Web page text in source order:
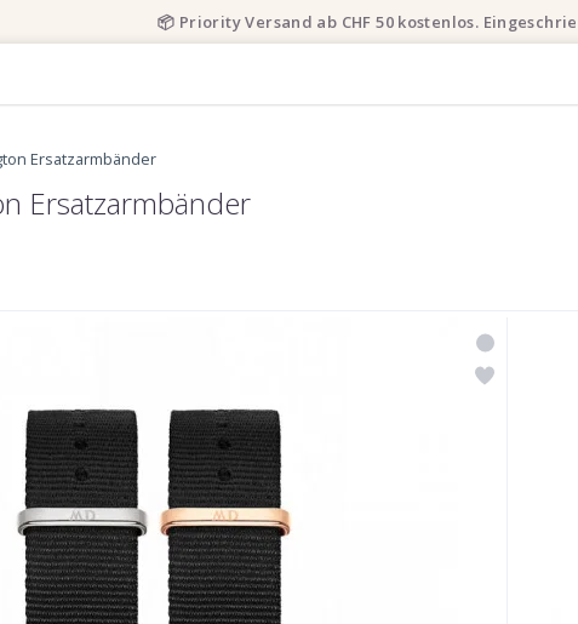
Ersatzarmbänder
Ersatzarmbänder
📦 Priority Versand ab CHF 50 kostenlos.